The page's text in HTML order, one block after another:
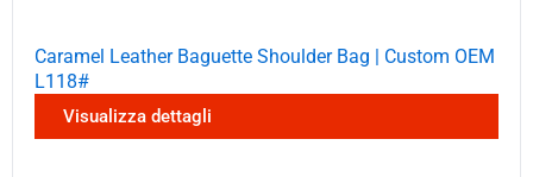
Caramel Leather Baguette Shoulder Bag | Custom OEM
L118#
Visualizza dettagli